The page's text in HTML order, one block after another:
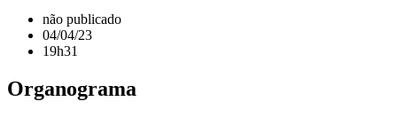
não publicado
04/04/23
19h31
Organograma